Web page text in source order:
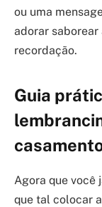
ou uma
adorar
recordação.
Guia
Agora que você
que tal colocar